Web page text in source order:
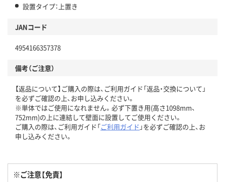
設置タイプ：上置き
JANコード
4954166357378
備考（ご注意）
【返品について】ご購入の際は、ご利用ガイド「返品・交換について」
を必ずご確認の上、お申し込みください。
※単体ではご使用になれません。必ず下置き用(高さ1098mm、
752mm)の上に連結して壁面に設置してご使用ください。
ご購入の際は、ご利用ガイド「ご利用ガイド 」を必ずご確認の上、お
申し込みください。
※ご注意【免責】